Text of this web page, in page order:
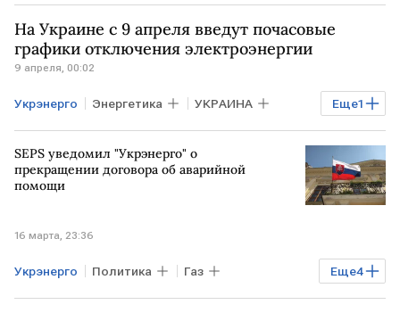
Денис Шмыгаль
На Украине с 9 апреля введут почасовые
графики отключения электроэнергии
9 апреля, 00:02
Еще1
Укрэнерго Энергетика УКРАИНА
Денис Шмыгаль
SEPS уведомил "Укрэнерго" о
прекращении договора об аварийной
помощи
16 марта, 23:36
Еще4
Укрэнерго Политика Газ
СЛОВАКИЯ УКРАИНА Киев